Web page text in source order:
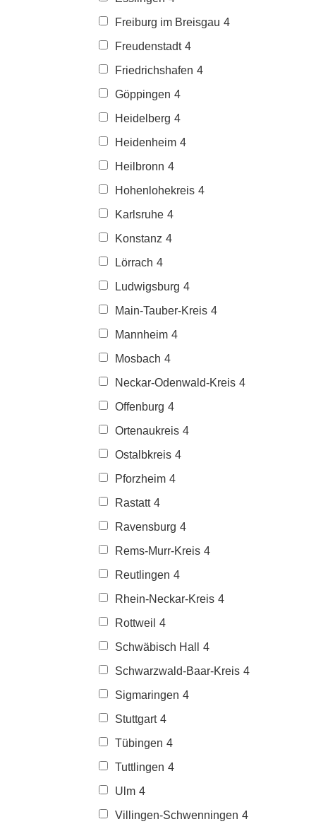
Freiburg im Breisgau 4
Freudenstadt 4
Friedrichshafen 4
Göppingen 4
Heidelberg 4
Heidenheim 4
Heilbronn 4
Hohenlohekreis 4
Karlsruhe 4
Konstanz 4
Lörrach 4
Ludwigsburg 4
Main-Tauber-Kreis 4
Mannheim 4
Mosbach 4
Neckar-Odenwald-Kreis 4
Offenburg 4
Ortenaukreis 4
Ostalbkreis 4
Pforzheim 4
Rastatt 4
Ravensburg 4
Rems-Murr-Kreis 4
Reutlingen 4
Rhein-Neckar-Kreis 4
Rottweil 4
Schwäbisch Hall
4
Schwarzwald-Baar-Kreis 4
Sigmaringen 4
Stuttgart 4
Tübingen 4
Tuttlingen 4
Ulm 4
Villingen-Schwenningen 4